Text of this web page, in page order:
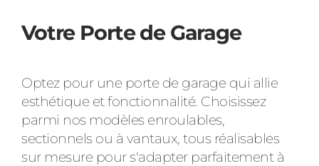
Votre Porte de Garage
Optez pour une porte de garage qui allie
esthétique et fonctionnalité. Choisissez
parmi nos modèles enroulables,
sectionnels ou à vantaux, tous réalisables
sur mesure pour s'adapter parfaitement à